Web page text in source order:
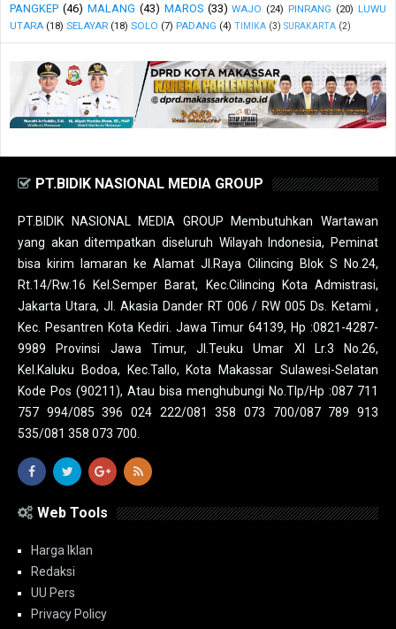
PANGKEP (46) MALANG (43) MAROS (33) WAJO (24) PINRANG (20) LUWU
UTARA (18) SELAYAR (18) SOLO (7) PADANG (4) TIMIKA (3) SURAKARTA (2)
PT.BIDIK NASIONAL MEDIA GROUP
PT.BIDIK NASIONAL MEDIA GROUP Membutuhkan Wartawan
yang akan ditempatkan diseluruh Wilayah Indonesia, Peminat
bisa kirim lamaran ke Alamat Jl.Raya Cilincing Blok S No.24,
Rt.14/Rw.16 Kel.Semper Barat, Kec.Cilincing Kota Admistrasi,
Jakarta Utara, Jl. Akasia Dander RT 006 / RW 005 Ds. Ketami ,
Kec. Pesantren Kota Kediri. Jawa Timur 64139, Hp :0821-4287-
9989 Provinsi Jawa Timur, Jl.Teuku Umar XI Lr.3 No.26,
Kel.Kaluku Bodoa, Kec.Tallo, Kota Makassar Sulawesi-Selatan
Kode Pos (90211), Atau bisa menghubungi No.Tlp/Hp :087 711
757 994/085 396 024 222/081 358 073 700/087 789 913
535/081 358 073 700.
Web Tools
Harga Iklan
Redaksi
UU Pers
Privacy Policy